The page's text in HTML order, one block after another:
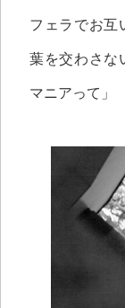
フェラでお互
葉を交わさな
マニアって」